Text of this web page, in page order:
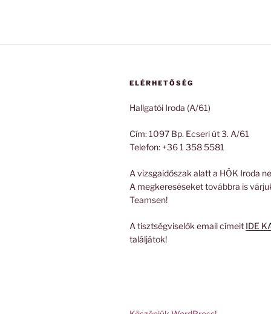
ELÉRHETŐSÉG
Hallgatói Iroda (A/61)
Cím: 1097 Bp. Ecseri út 3. A/61
Telefon: +36 1 358 5581
A vizsgaidőszak alatt a HÖK Iroda
A megkereséseket továbbra is
Teamsen!
A tisztségviselők email címeit IDE
találjátok!